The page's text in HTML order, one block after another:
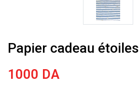
Papier cadeau étoiles
1000 DA